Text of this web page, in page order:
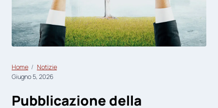
Home
Notizie
Giugno 5, 2026
Pubblicazione della